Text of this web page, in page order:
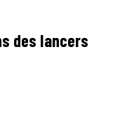
des lancers